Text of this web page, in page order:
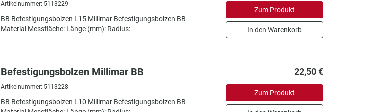
Artikelnummer: 5113229
BB Befestigungsbolzen L15 Millimar Befestigungsbolzen BB
Material Messfläche: Länge (mm): Radius:
Zum Produkt
In den Warenkorb
Befestigungsbolzen Millimar BB
Artikelnummer: 5113228
BB Befestigungsbolzen L10 Millimar Befestigungsbolzen BB
22,50 €
Zum Produkt